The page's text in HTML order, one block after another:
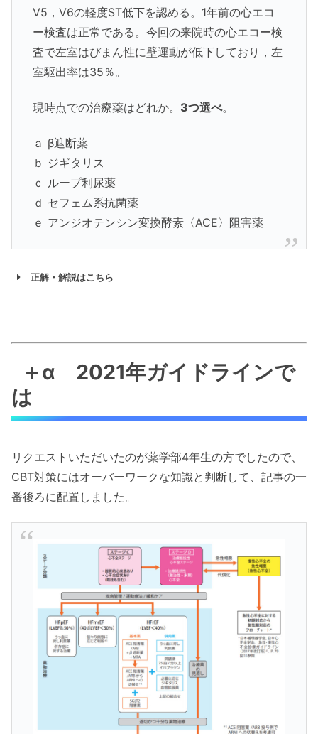
V5，V6の軽度ST低下を認める。1年前の心エコ
ー検査は正常である。今回の来院時の心エコー検
査で左室はびまん性に壁運動が低下しており，左
室駆出率は35％。
現時点での治療薬はどれか。 3つ選べ。
ａ β遮断薬
ｂ ジギタリス
ｃ ループ利尿薬
ｄ セフェム系抗菌薬
ｅ アンジオテンシン変換酵素〈ACE〉阻害薬
正解・解説はこちら
＋α 2021年ガイドラインで
は
リクエストいただいたのが薬学部4年生の方でしたので、
CBT対策にはオーバーワークな知識と判断して、記事の一
番後ろに配置しました。